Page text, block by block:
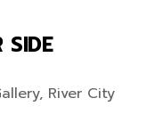
SIDE
River City